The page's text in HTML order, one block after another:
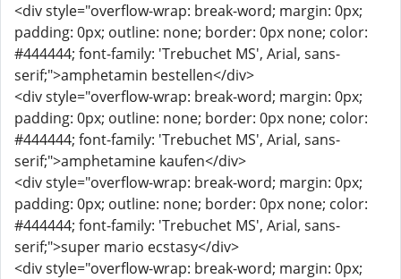
<div style="overflow-wrap: break-word; margin: 0px;
padding: 0px; outline: none; border: 0px none; color:
#444444; font-family: 'Trebuchet MS', Arial, sans-
serif;">amphetamin bestellen</div>
<div style="overflow-wrap: break-word; margin: 0px;
padding: 0px; outline: none; border: 0px none; color:
#444444; font-family: 'Trebuchet MS', Arial, sans-
serif;">amphetamine kaufen</div>
<div style="overflow-wrap: break-word; margin: 0px;
padding: 0px; outline: none; border: 0px none; color:
#444444; font-family: 'Trebuchet MS', Arial, sans-
serif;">super mario ecstasy</div>
<div style="overflow-wrap: break-word; margin: 0px;